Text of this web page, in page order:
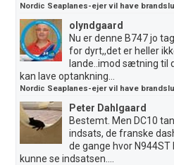
Nordic Seaplanes-ejer vil have
olyndgaard
Nu er denne B747 jo
for dyrt,,det er heller
lande..imod sætning til
kan lave optankning...
Nordic Seaplanes-ejer vil have
Peter Dahlgaard
Bestemt. Men DC10
indsats, de franske
de gange hvor
kunne se indsatsen....